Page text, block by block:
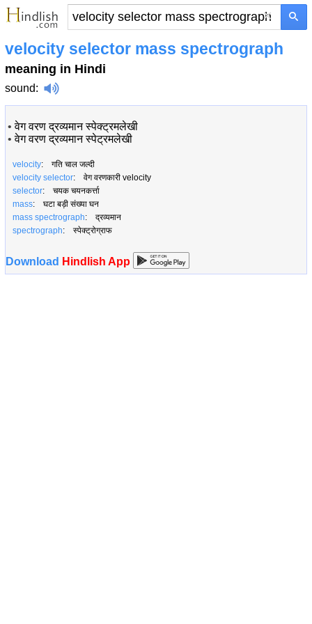
×
velocity selector mass spectrograph
meaning in Hindi
sound:
•वेग वरण द्रव्यमान स्पेक्ट्रमलेखी
•वेग वरण द्रव्यमान स्पेट्रमलेखी
velocity: गति चाल जल्दी
velocity selector: वेग वरणकारी velocity
selector: चयक चयनकर्त्ता
mass: घटा बड़ी संख्या घन
mass spectrograph: द्रव्यमान
spectrograph: स्पेक्ट्रोग्राफ
Download Hindlish App